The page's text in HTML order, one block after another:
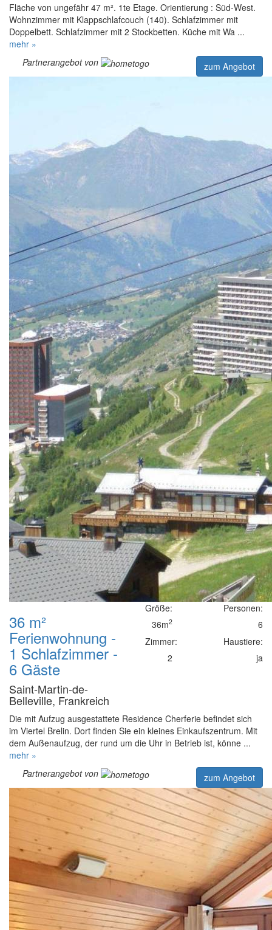
Fläche von ungefähr 47 m². 1te Etage. Orientierung : Süd-West.
Wohnzimmer mit Klappschlafcouch (140). Schlafzimmer mit
Doppelbett. Schlafzimmer mit 2 Stockbetten. Küche mit Wa ...
mehr »
Partnerangebot von
zum Angebot
36 m²
Ferienwohnung -
1 Schlafzimmer -
6 Gäste
Saint-Martin-de-
Belleville, Frankreich
Größe:
36m2
Zimmer:
2
Personen:
6
Haustiere:
ja
Die mit Aufzug ausgestattete Residence Cherferie befindet sich
im Viertel Brelin. Dort finden Sie ein kleines Einkaufszentrum. Mit
dem Außenaufzug, der rund um die Uhr in Betrieb ist, könne ...
mehr »
Partnerangebot von
zum Angebot